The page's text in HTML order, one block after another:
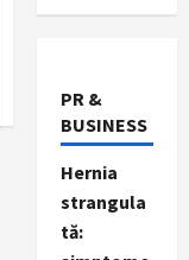
PR &
BUSINESS
Hernia
strangula
tă: